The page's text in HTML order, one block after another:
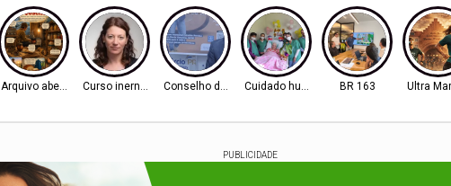
Arquivo aberto Curso inernacionalConselho de InovaçãoCuidado humanizadoBR 163 Ultra
PUBLICIDADE